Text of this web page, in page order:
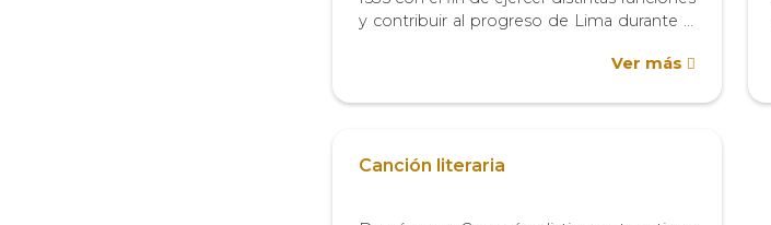
y contribuir al progreso de Lima durante la
carácter administrativo, judicial y
Ver más
Canción literaria